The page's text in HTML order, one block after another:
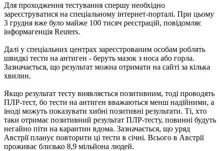
Для проходження тестування спершу необхідно
зареєструватися на спеціальному інтернет-порталі. При цьому
3 грудня вже було майже 100 тисяч реєстрацій, повідомляє
інформагенція Reuters.
Далі у спеціальних центрах зареєстрованим особам роблять
швидкі тести на антиген - беруть мазок з носа або горла.
Зазначається, що результат можна отримати на сайті за кілька
хвилин.
Якщо результат тесту виявляється позитивним, тоді проводять
ПЛР-тест, бо тести на антиген вважаються менш надійними, а
іноді можуть показувати хибні позитивні результати. Ті, хто
таки отримає позитивний результат ПЛР-тесту, повинні будуть
негайно піти на карантин вдома. Зазначається, що уряд
Австрії планує повторити ці тести в січні. Всього в Австрії
проживає близько 8,9 мільйона людей.